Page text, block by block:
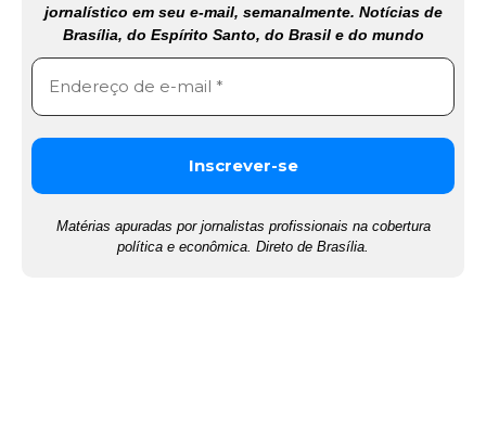
jornalístico em seu e-mail, semanalmente. Notícias de
Brasília, do Espírito Santo, do Brasil e do mundo
Matérias apuradas por jornalistas profissionais na cobertura
política e econômica. Direto de Brasília.